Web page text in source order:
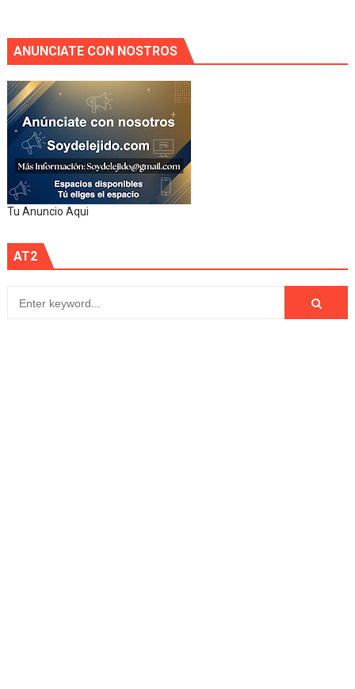
ANUNCIATE CON NOSTROS
Tu Anuncio Aqui
AT2